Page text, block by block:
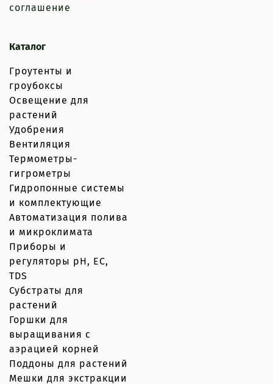
соглашение
Каталог
Гроутенты и
гроубоксы
Освещение для
растений
Удобрения
Вентиляция
Термометры-
гигрометры
Гидропонные системы
и комплектующие
Автоматизация полива
и микроклимата
Приборы и
регуляторы рН, EC,
TDS
Субстраты для
растений
Горшки для
выращивания с
аэрацией корней
Поддоны для растений
Мешки для экстракции